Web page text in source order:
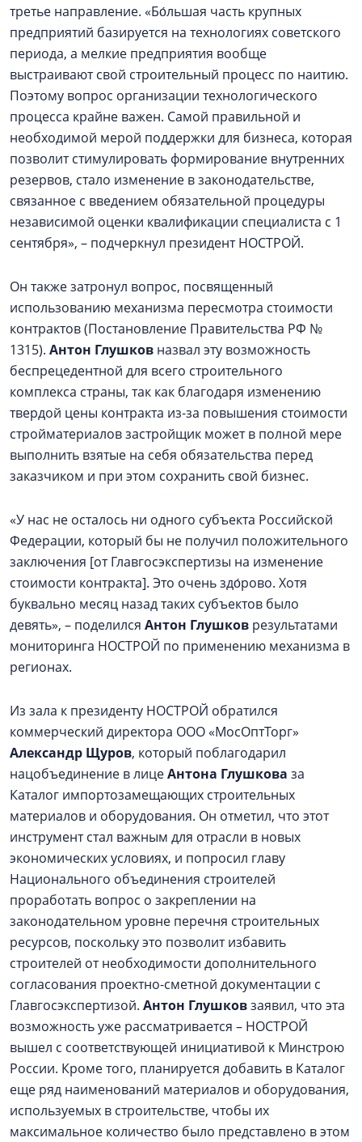
третье направление. «Бо́льшая часть крупных
предприятий базируется на технологиях советского
периода, а мелкие предприятия вообще
выстраивают свой строительный процесс по наитию.
Поэтому вопрос организации технологического
процесса крайне важен. Самой правильной и
необходимой мерой поддержки для бизнеса, которая
позволит стимулировать формирование внутренних
резервов, стало изменение в законодательстве,
связанное с введением обязательной процедуры
независимой оценки квалификации специалиста с 1
сентября», – подчеркнул президент НОСТРОЙ.
Он также затронул вопрос, посвященный
использованию механизма пересмотра стоимости
контрактов (Постановление Правительства РФ №
1315). Антон Глушков назвал эту возможность
беспрецедентной для всего строительного
комплекса страны, так как благодаря изменению
твердой цены контракта из-за повышения стоимости
стройматериалов застройщик может в полной мере
выполнить взятые на себя обязательства перед
заказчиком и при этом сохранить свой бизнес.
«У нас не осталось ни одного субъекта Российской
Федерации, который бы не получил положительного
заключения [от Главгосэкспертизы на изменение
стоимости контракта]. Это очень здо́рово. Хотя
буквально месяц назад таких субъектов было
девять», – поделился Антон Глушков результатами
мониторинга НОСТРОЙ по применению механизма в
регионах.
Из зала к президенту НОСТРОЙ обратился
коммерческий директора ООО «МосОптТорг»
Александр Щуров, который поблагодарил
нацобъединение в лицеАнтона Глушкова за
Каталог импортозамещающих строительных
материалов и оборудования. Он отметил, что этот
инструмент стал важным для отрасли в новых
экономических условиях, и попросил главу
Национального объединения строителей
проработать вопрос о закреплении на
законодательном уровне перечня строительных
ресурсов, поскольку это позволит избавить
строителей от необходимости дополнительного
согласования проектно-сметной документации с
Главгосэкспертизой. Антон Глушковзаявил, что эта
возможность уже рассматривается – НОСТРОЙ
вышел с соответствующей инициативой к Минстрою
России. Кроме того, планируется добавить в Каталог
еще ряд наименований материалов и оборудования,
используемых в строительстве, чтобы их
максимальное количество было представлено в этом